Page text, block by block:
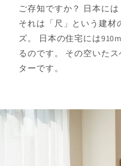
ご存知ですか？ 日本には
それは「尺」という建材
ズ。
日本の住宅には
るのです。 その空いた
ターです。